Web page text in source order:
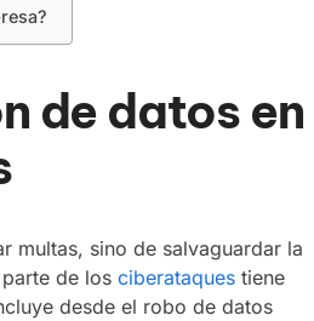
de datos en
multas, sino de salvaguardar la
de los ciberataques tiene
desde el robo de datos